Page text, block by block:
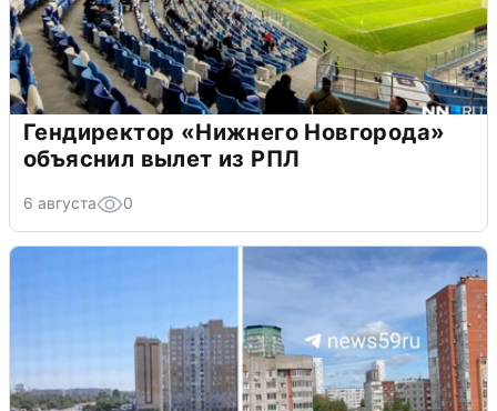
Гендиректор «Нижнего Новгорода»
объяснил вылет из РПЛ
6 августа 0